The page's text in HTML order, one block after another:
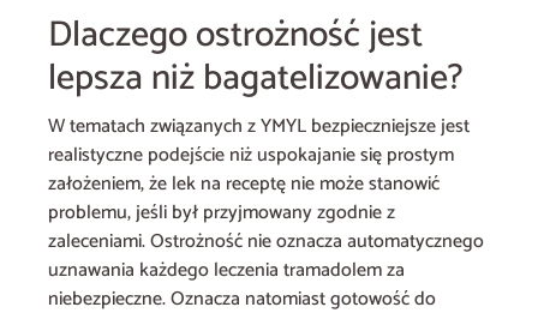
Dlaczego ostrożność jest
lepsza niż bagatelizowanie?
W tematach związanych z YMYL bezpieczniejsze jest
realistyczne podejście niż uspokajanie się prostym
założeniem, że lek na receptę nie może stanowić
problemu, jeśli był przyjmowany zgodnie z
zaleceniami. Ostrożność nie oznacza automatycznego
uznawania każdego leczenia tramadolem za
niebezpieczne. Oznacza natomiast gotowość do